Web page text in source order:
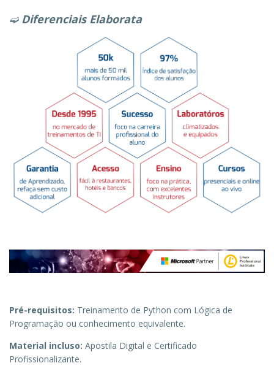
➫ Diferenciais Elaborata
Pré-requisitos: Treinamento de Python com Lógica de
Programação ou conhecimento equivalente.
Material incluso: Apostila Digital e Certificado
Profissionalizante.